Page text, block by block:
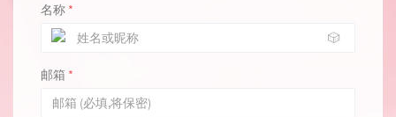
名称 *
🎲
邮箱 *